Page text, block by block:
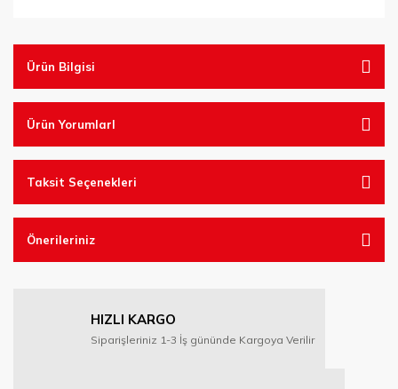
Ürün Bilgisi
Ürün YorumlarI
Taksit Seçenekleri
Önerileriniz
HIZLI KARGO
Siparişleriniz 1-3 İş gününde Kargoya Verilir